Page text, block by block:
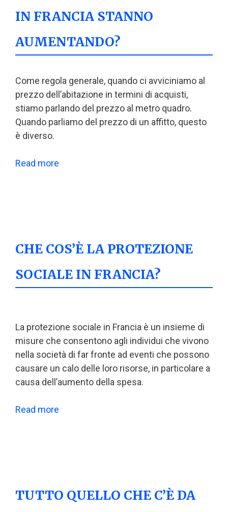
IN FRANCIA STANNO
AUMENTANDO?
Come regola generale, quando ci avviciniamo al
prezzo dell’abitazione in termini di acquisti,
stiamo parlando del prezzo al metro quadro.
Quando parliamo del prezzo di un affitto, questo
è diverso.
Read more
CHE COS’È LA PROTEZIONE
SOCIALE IN FRANCIA?
La protezione sociale in Francia è un insieme di
misure che consentono agli individui che vivono
nella società di far fronte ad eventi che possono
causare un calo delle loro risorse, in particolare a
causa dell’aumento della spesa.
Read more
TUTTO QUELLO CHE C’È DA